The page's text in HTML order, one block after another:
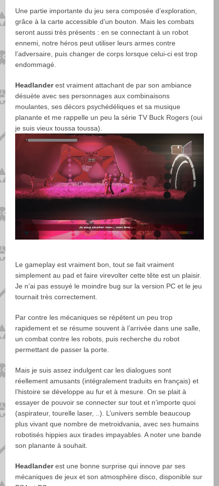
Une partie importante du jeu sera composée d’exploration,
grâce à la carte accessible d’un bouton. Mais les combats
seront aussi très présents : en se connectant à un robot
ennemi, notre héros peut utiliser leurs armes contre
l’adversaire, puis changer de corps lorsque celui-ci est trop
endommagé.
Headlanderest vraiment attachant de par son ambiance
désuète avec ses personnages aux combinaisons
moulantes, ses décors psychédéliques et sa musique
planante et me rappelle un peu la série TV Buck Rogers (oui
je suis vieux toussa toussa).
Le gameplay est vraiment bon, tout se fait vraiment
simplement au pad et faire virevolter cette tête est un plaisir.
Je n’ai pas essuyé le moindre bug sur la version PC et le jeu
tournait très correctement.
Par contre les mécaniques se répètent un peu trop
rapidement et se résume souvent à l’arrivée dans une salle,
un combat contre les robots, puis recherche du robot
permettant de passer la porte.
Mais je suis assez indulgent car les dialogues sont
réellement amusants (intégralement traduits en français) et
l’histoire se développe au fur et à mesure. On se plait à
essayer de pouvoir se connecter sur tout et n’importe quoi
(aspirateur, tourelle laser, ..). L’univers semble beaucoup
plus vivant que nombre de metroidvania, avec ses humains
robotisés hippies aux tirades impayables. A noter une bande
son planante à souhait.
Headlanderest une bonne surprise qui innove par ses
mécaniques de jeux et son atmosphère disco, disponible sur